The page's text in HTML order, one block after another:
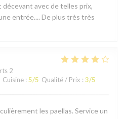
décevant avec de telles prix,
entrée.... De plus très très
2
Cuisine : 5/5 Qualité / Prix : 3/5
les paellas. Service un